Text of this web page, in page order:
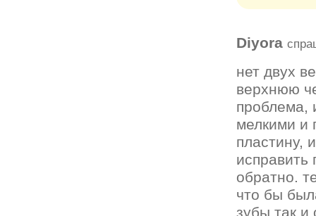
Diyora
нет двух
верхнюю
проблема,
мелкими и
пластину,
исправить
обратно.
что бы
зубы так и